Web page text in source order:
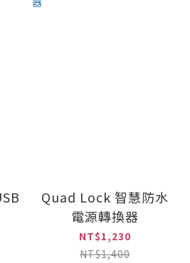
Quad Lock 智慧防水
電源轉換器
NT$1,230
NT$1,400